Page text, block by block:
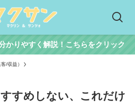
かりやすく解説！こちらをクリック
/収益）
すめしない、これだけ